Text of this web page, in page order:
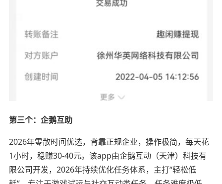
第三个：企鹅互助
2026年零散时间优选，背靠正规企业，操作极简，每天花
1小时，稳赚30-40元。该app由企鹅互动（天津）科技有
限公司开发，2026年持续优化任务体系，主打“轻松低